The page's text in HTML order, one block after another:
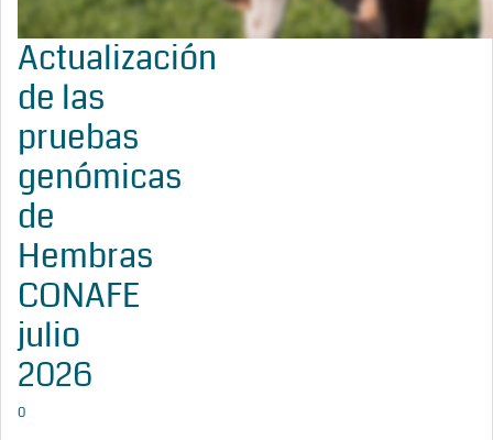
Actualización
de las
pruebas
genómicas
de
Hembras
CONAFE
julio
2026
0